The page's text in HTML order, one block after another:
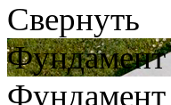
Свернуть
Фундамент
Фундамент